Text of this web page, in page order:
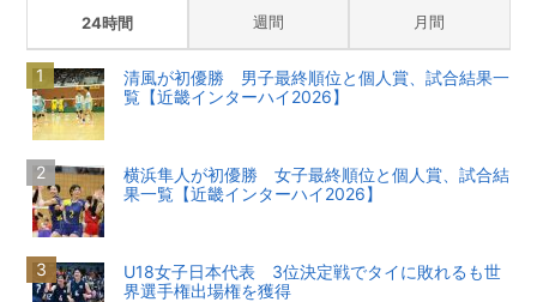
24時間 週間 月間
清風が初優勝 男子最終順位と個人賞、試合結果一
覧【近畿インターハイ2026】
横浜隼人が初優勝 女子最終順位と個人賞、試合結
果一覧【近畿インターハイ2026】
U18女子日本代表 3位決定戦でタイに敗れるも世
界選手権出場権を獲得